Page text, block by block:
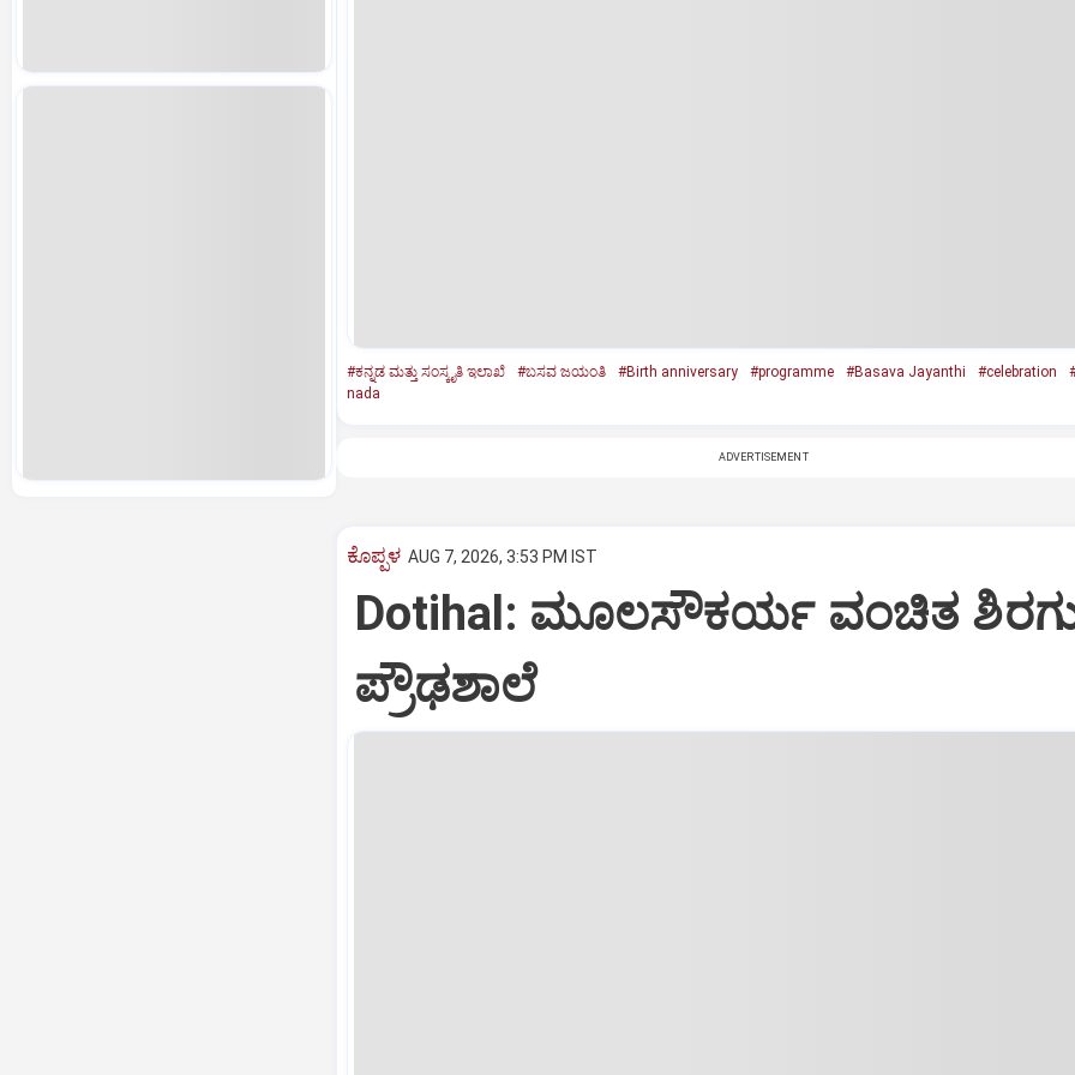
#ಕನ್ನಡ ಮತ್ತು ಸಂಸ್ಕೃತಿ ಇಲಾಖೆ #ಬಸವ ಜಯಂತಿ #Birth anniversary #programme #Basava Jayanthi #celebration
nada
ADVERTISEMENT
ಕೊಪ್ಪಳ AUG 7, 2026, 3:53 PM IST
Dotihal: ಮೂಲಸೌಕರ್ಯ ವಂಚಿತ
ಪ್ರೌಢಶಾಲೆ